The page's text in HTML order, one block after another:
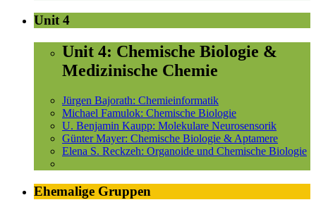
Unit 4
Unit 4: Chemische Biologie &
Medizinische Chemie
Jürgen Bajorath: Chemieinformatik
Michael Famulok: Chemische Biologie
U. Benjamin Kaupp: Molekulare Neurosensorik
Günter Mayer: Chemische Biologie & Aptamere
Elena S. Reckzeh: Organoide und Chemische Biologie
Ehemalige Gruppen